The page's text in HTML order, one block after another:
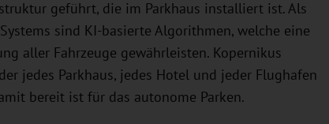
geführt, die im Parkhaus installiert ist. Als
sind KI-basierte Algorithmen, welche eine
aller Fahrzeuge gewährleisten. Kopernikus
jedes Parkhaus, jedes Hotel und jeder Flughafen
bereit ist für das autonome Parken.